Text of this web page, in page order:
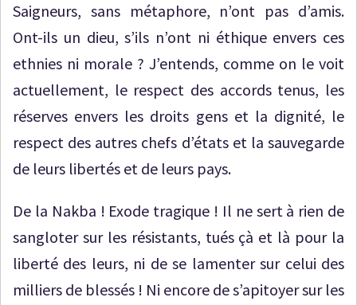
Saigneurs, sans métaphore, n’ont pas d’amis.
Ont-ils un dieu, s’ils n’ont ni éthique envers ces
ethnies ni morale ? J’entends, comme on le voit
actuellement, le respect des accords tenus, les
réserves envers les droits gens et la dignité, le
respect des autres chefs d’états et la sauvegarde
de leurs libertés et de leurs pays.
De la Nakba ! Exode tragique ! Il ne sert à rien de
sangloter sur les résistants, tués çà et là pour la
liberté des leurs, ni de se lamenter sur celui des
milliers de blessés ! Ni encore de s’apitoyer sur les